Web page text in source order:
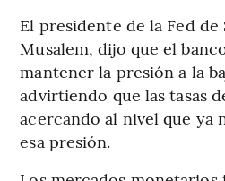
El presidente de la Fed de
Musalem, dijo que el
mantener la presión a la
advirtiendo que las tasas
acercando al nivel que ya
esa presión.